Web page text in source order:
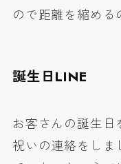
ので距離を縮める
誕生日LINE
お客さんの誕生日
祝いの連絡をしま